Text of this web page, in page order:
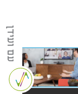
עם ועידן